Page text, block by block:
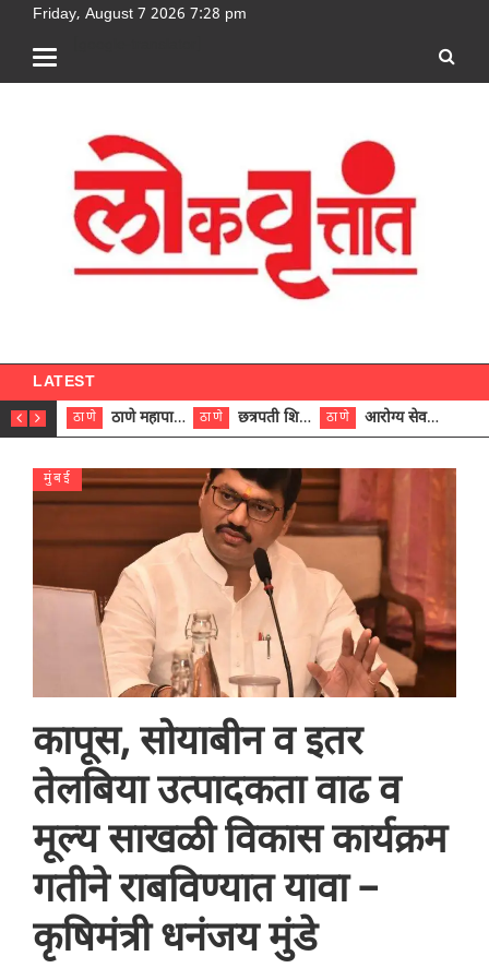
Friday, August 7 2026 7:28 pm
LATEST
ठाणे ठाणे महापालिकेच्या नऊ प्रभाग समित्यांवर अध्यक्ष विराजमान ठाणे छत्रपती शिवाजी महाराज रुग्णालयात दुर्मिळ ट्युमरची यशस्वी शस्त्रक्रिया ठाणे आरोग्य सेवक (पुरुष) पदावरून ११ कर्मचाऱ्यांना आरोग्य सहाय्यक (पुरुष) पदावर पदोन्नती; मुख्य कार्यकारी अधिकारी रणजित यादव यांच्या हस्ते आदेश वितरण
मुंबई
कापूस, सोयाबीन व इतर
तेलबिया उत्पादकता वाढ व
मूल्य साखळी विकास कार्यक्रम
गतीने राबविण्यात यावा –
कृषिमंत्री धनंजय मुंडे